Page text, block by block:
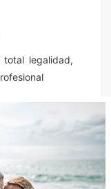
legalidad,